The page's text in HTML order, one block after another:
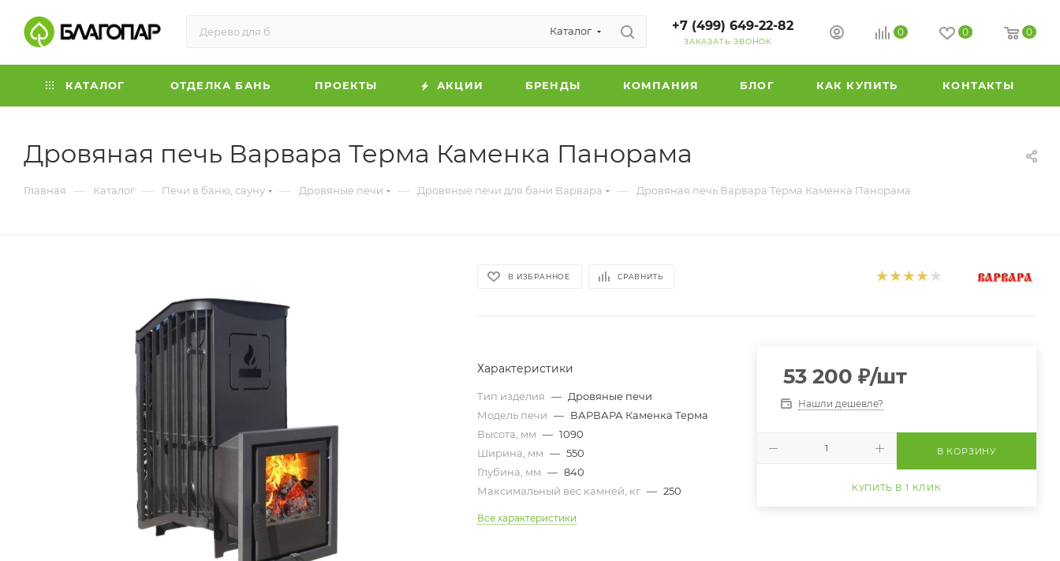
Каталог +7 (499) 649-22-82
ЗАКАЗАТЬ ЗВОНОК
0 0 0
КАТАЛОГ ОТДЕЛКА БАНЬ ПРОЕКТЫ АКЦИИ БРЕНДЫ КОМПАНИЯ БЛОГ КАК КУПИТЬ КОНТАКТЫ
Дровяная печь Варвара Терма Каменка Панорама
Главная — Каталог — Печи в баню, сауну — Дровяные печи — Дровяные печи для бани Варвара — Дровяная печь Варвара Терма Каменка Панорама
В ИЗБРАННОЕ СРАВНИТЬ
Характеристики
Тип изделия — Дровяные печи
Модель печи — ВАРВАРА Каменка Терма
Высота, мм — 1090
Ширина, мм — 550
Глубина, мм — 840
Максимальный вес камней, кг — 250
Все характеристики
53 200 ₽/шт
Нашли дешевле?
В КОРЗИНУ
КУПИТЬ В 1 КЛИК